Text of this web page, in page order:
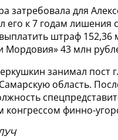
затребовала для
его к 7 годам лишения
штраф 152,36
Мордовия» 43 млн
занимал пост
область.
финно-